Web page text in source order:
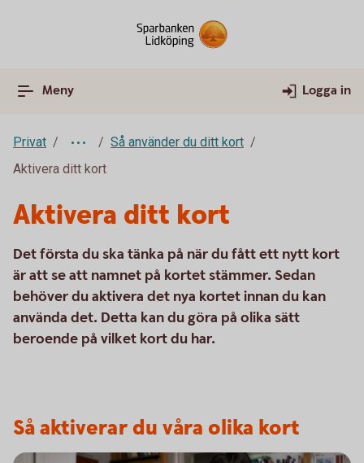
Meny Logga in
Privat
Så använder du ditt kort
Aktivera ditt kort
Aktivera ditt kort
Det första du ska tänka på när du fått ett nytt kort
är att se att namnet på kortet stämmer. Sedan
behöver du aktivera det nya kortet innan du kan
använda det. Detta kan du göra på olika sätt
beroende på vilket kort du har.
Så aktiverar du våra olika kort